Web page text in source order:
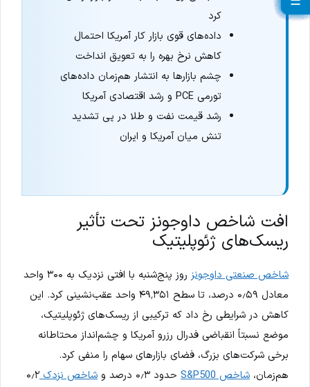
کرد
داده‌های قوی بازار کار آمریکا احتمال
کاهش نرخ بهره را به تعویق انداخت
چشم بازارها به انتشار هم‌زمان داده‌های
تورمی PCE و رشد اقتصادی آمریکا
رشد قیمت نفت و طلا در پی تشدید
تنش میان آمریکا و ایران
افت شاخص داوجونز تحت تأثیر
ریسک‌های ژئوپلیتیک
شاخص صنعتی داوجونز
روز پنج‌شنبه با افتی نزدیک به ۳۰۰ واحد
معادل ۰٫۵۹ درصد، تا سطح ۴۹٬۳۵۱ واحد عقب‌نشینی کرد. این
کاهش در شرایطی رخ داد که ترکیبی از ریسک‌های ژئوپلیتیک،
موضع نسبتاً انقباضی فدرال رزرو آمریکا و چشم‌انداز محتاطانه
برخی شرکت‌های بزرگ، فضای بازارهای سهام را منفی کرد.
هم‌زمان، شاخص S&P500 حدود ۰٫۳ درصد و شاخص نزدک۰٫۲